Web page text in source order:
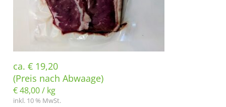
ca. € 19,20
(Preis nach Abwaage)
€48,00/ kg
inkl. 10 % MwSt.